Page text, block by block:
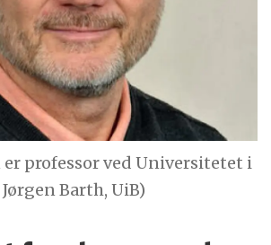
professor ved Universitetet i
Barth, UiB)